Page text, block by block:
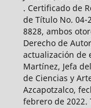
. Certificado de
de Título No. 04-
8828, ambos
Derecho de
actualización de
Martínez, Jefa
de Ciencias y
Azcapotzalco,
febrero de 2022.